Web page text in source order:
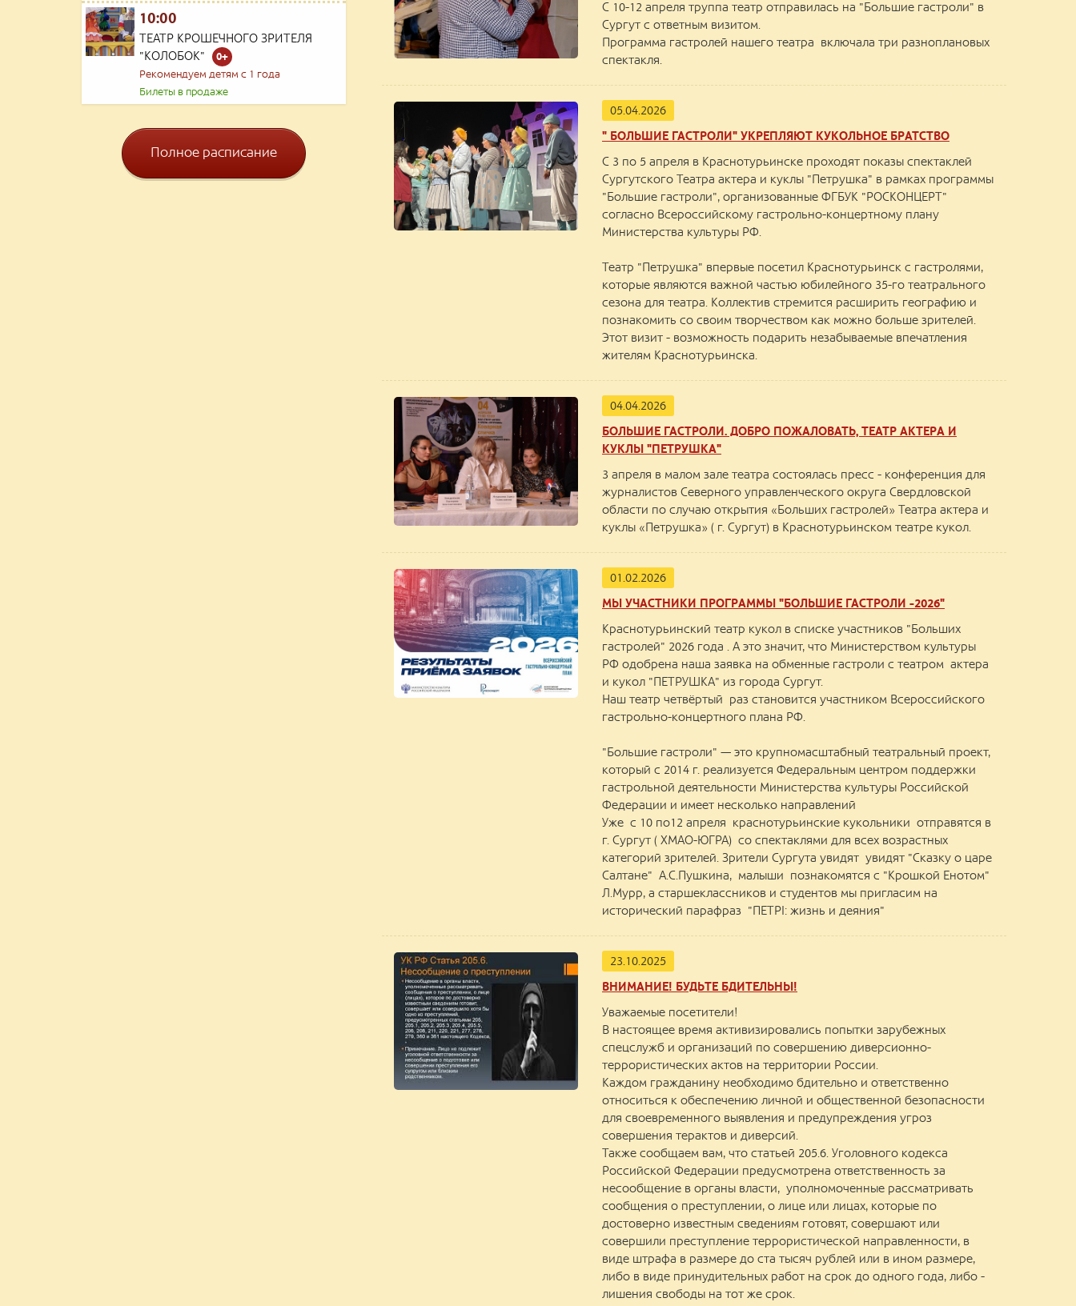
С 10-12 апреля труппа театр отправилась на "Большие гастроли" в
Сургут с ответным визитом.
Программа гастролей нашего театра включала три разноплановых
спектакля.
05.04.2026
" БОЛЬШИЕ ГАСТРОЛИ" УКРЕПЛЯЮТ КУКОЛЬНОЕ БРАТСТВО
С 3 по 5 апреля в Краснотурьинске проходят показы спектаклей
Сургутского Театра актера и куклы "Петрушка" в рамках программы
"Большие гастроли", организованные ФГБУК "РОСКОНЦЕРТ"
согласно Всероссийскому гастрольно-концертному плану
Министерства культуры РФ.
Театр "Петрушка" впервые посетил Краснотурьинск с гастролями,
которые являются важной частью юбилейного 35-го театрального
сезона для театра. Коллектив стремится расширить географию и
познакомить со своим творчеством как можно больше зрителей.
Этот визит - возможность подарить незабываемые впечатления
жителям Краснотурьинска.
04.04.2026
БОЛЬШИЕ ГАСТРОЛИ. ДОБРО ПОЖАЛОВАТЬ, ТЕАТР АКТЕРА И
КУКЛЫ "ПЕТРУШКА"
3 апреля в малом зале театра состоялась пресс - конференция для
журналистов Северного управленческого округа Свердловской
области по случаю открытия «Больших гастролей» Театра актера и
куклы «Петрушка» ( г. Сургут) в Краснотурьинском театре кукол.
01.02.2026
МЫ УЧАСТНИКИ ПРОГРАММЫ "БОЛЬШИЕ ГАСТРОЛИ -2026"
Краснотурьинский театр кукол в списке участников "Больших
гастролей" 2026 года . А это значит, что Министерством культуры
РФ одобрена наша заявка на обменные гастроли с театром актера
и кукол "ПЕТРУШКА" из города Сургут.
Наш театр четвёртый раз становится участником Всероссийского
гастрольно-концертного плана РФ.
"Большие гастроли" — это крупномасштабный театральный проект,
который с 2014 г. реализуется Федеральным центром поддержки
гастрольной деятельности Министерства культуры Российской
Федерации и имеет несколько направлений
Уже с 10 по12 апреля краснотурьинские кукольники отправятся в
г. Сургут ( ХМАО-ЮГРА) со спектаклями для всех возрастных
категорий зрителей. Зрители Сургута увидят увидят "Сказку о царе
Салтане" А.С.Пушкина, малыши познакомятся с "Крошкой Енотом"
Л.Мурр, а старшеклассников и студентов мы пригласим на
исторический парафраз "ПЕТРI: жизнь и деяния"
23.10.2025
ВНИМАНИЕ! БУДЬТЕ БДИТЕЛЬНЫ!
Уважаемые посетители!
В настоящее время активизировались попытки зарубежных
спецслужб и организаций по совершению диверсионно-
террористических актов на территории России.
Каждом гражданину необходимо бдительно и ответственно
относиться к обеспечению личной и общественной безопасности
для своевременного выявления и предупреждения угроз
совершения терактов и диверсий.
Также сообщаем вам, что статьей 205.6. Уголовного кодекса
Российской Федерации предусмотрена ответственность за
несообщение в органы власти, уполномоченные рассматривать
сообщения о преступлении, о лице или лицах, которые по
достоверно известным сведениям готовят, совершают или
совершили преступление террористической направленности, в
виде штрафа в размере до ста тысяч рублей или в ином размере,
либо в виде принудительных работ на срок до одного года, либо -
лишения свободы на тот же срок.
10:00
ТЕАТР КРОШЕЧНОГО ЗРИТЕЛЯ
"КОЛОБОК"
0+
Рекомендуем детям с 1 года
Билеты в продаже
Полное расписание